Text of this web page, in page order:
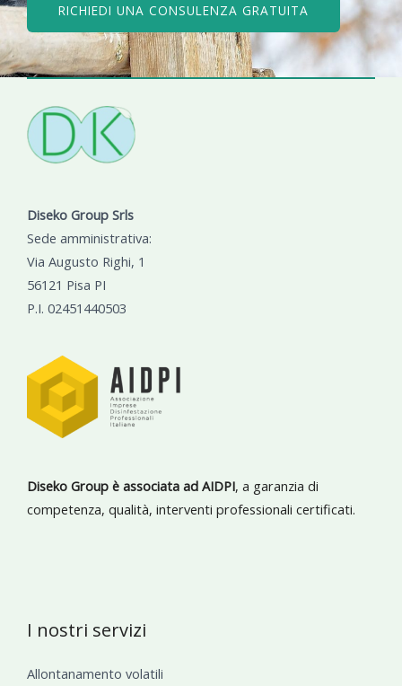
RICHIEDI UNA CONSULENZA GRATUITA
Diseko Group Srls
Sede amministrativa:
Via Augusto Righi, 1
56121 Pisa PI
P.I. 02451440503
Diseko Group è associata ad AIDPI, a garanzia di
competenza, qualità, interventi professionali certificati.
I nostri servizi
Allontanamento volatili